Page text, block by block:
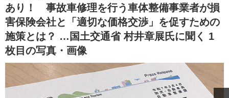
中国 四国
九州
注目の記事
ショップレポート 愛車 File
ディテイリング
あり！ 事故車修理を行う車体整備事業者が損
害保険会社と「適切な価格交渉」を促すための
施策とは？ …国土交通省 村井章展氏に聞く 1
枚目の写真・画像